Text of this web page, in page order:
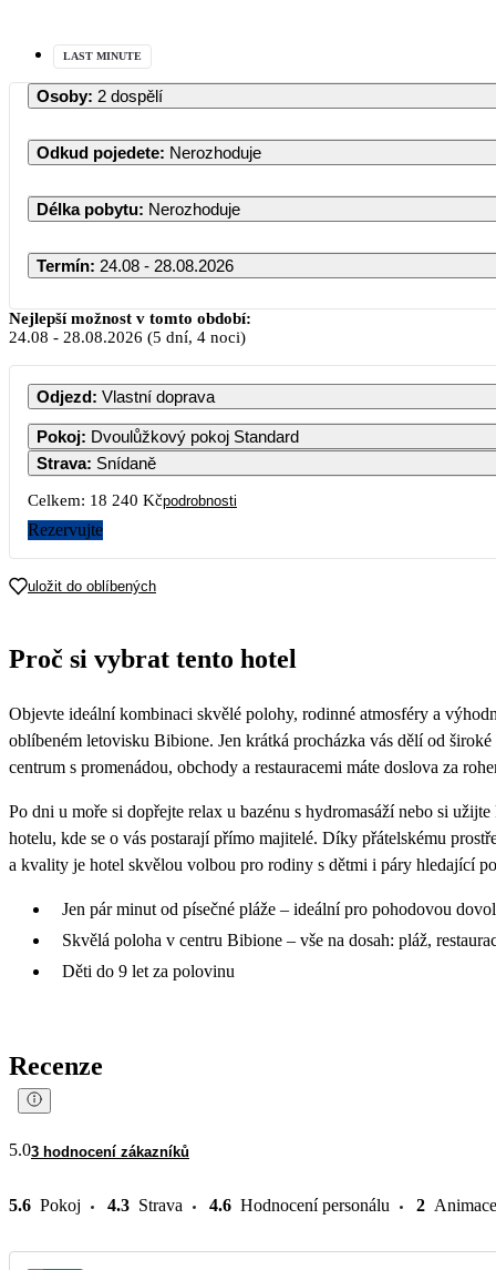
LAST MINUTE
Osoby: 2 dospělí
Odkud pojedete: Nerozhoduje
Délka pobytu: Nerozhoduje
Termín: 24.08 - 28.08.2026
Srpen 2026
PO ÚT ST ČT PÁ SO
1
3 4 5 6 7 8
24 25
31
9 120
Nejlepší možnost v tomto období:
24.08 - 28.08.2026 (5 dní, 4 noci)
Odjezd: Vlastní doprava
Pokoj: Dvoulůžkový pokoj Standard
Strava: Snídaně
Celkem: 18 240 Kčpodrobnosti
Rezervujte
uložit do oblíbených
Proč si vybrat tento hotel
Objevte ideální kombinaci skvělé polohy, rodinné atmosféry a
oblíbeném letovisku Bibione. Jen krátká procházka vás dělí od široké
centrum s promenádou, obchody a restauracemi máte doslova za
Po dni u moře si dopřejte relax u bazénu s hydromasáží nebo si
hotelu, kde se o vás postarají přímo majitelé. Díky přátelskému
a kvality je hotel skvělou volbou pro rodiny s dětmi i páry hledající
Jen pár minut od písečné pláže – ideální pro pohodovou
Skvělá poloha v centru Bibione – vše na dosah: pláž,
Děti do 9 let za polovinu
Recenze
5.03 hodnocení zákazníků
5.6 Pokoj 4.3 Strava 4.6 Hodnocení personálu 2 Animace